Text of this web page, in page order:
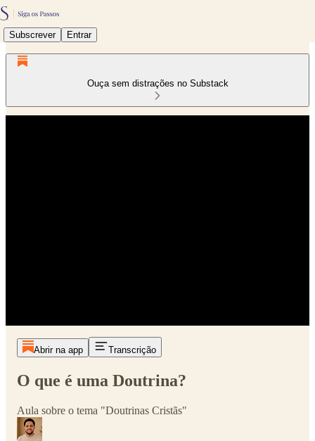
Subscrever Entrar
Ouça sem distrações no Substack
Abrir na app Transcrição
O que é uma Doutrina?
Aula sobre o tema "Doutrinas Cristãs"